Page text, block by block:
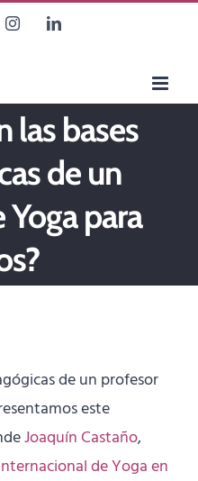
InstagramLinkedIn
las bases
de un
para
de un profesor
este
Joaquín Castaño,
de Yoga en